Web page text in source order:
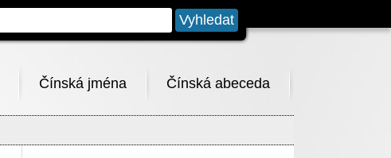
Čínská jména Čínská abeceda